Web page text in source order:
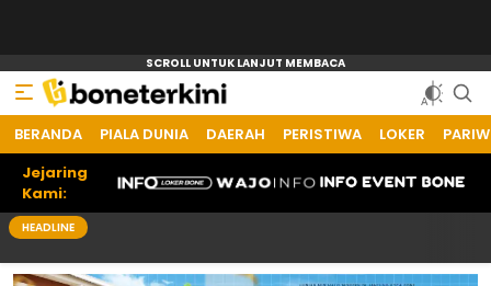
Bone Terkini
Referensi Informasi Terkini
BERANDA PIALA DUNIA DAERAH PERISTIWA LOKER
Jejaring
Kami:
HEADLINE